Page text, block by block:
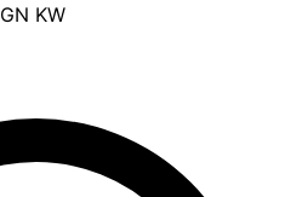
GN KW